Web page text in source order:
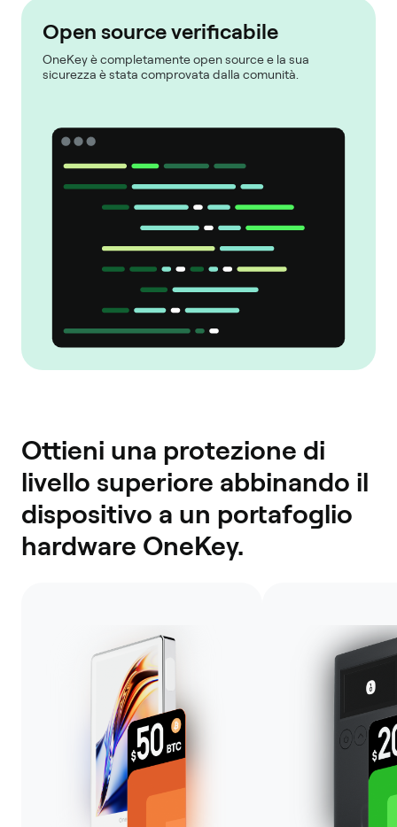
Open source verificabile
OneKey è completamente open source e la sua
sicurezza è stata comprovata dalla comunità.
Ottieni una protezione di
livello superiore abbinando il
dispositivo a un portafoglio
hardware OneKey.